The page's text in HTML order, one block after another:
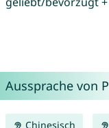
Aussprache von
Chinesisch